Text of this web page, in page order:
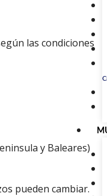
las condiciones
y Baleares)
pueden cambiar.